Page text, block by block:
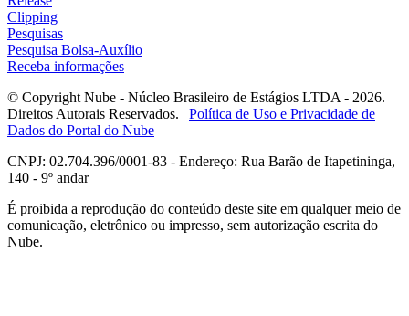
Clipping
Pesquisas
Pesquisa Bolsa-Auxílio
Receba informações
© Copyright Nube - Núcleo Brasileiro de Estágios LTDA - 2026.
Direitos Autorais Reservados. | Política de Uso e Privacidade de
Dados do Portal do Nube
CNPJ: 02.704.396/0001-83 - Endereço: Rua Barão de Itapetininga,
140 - 9º andar
É proibida a reprodução do conteúdo deste site em qualquer meio de
comunicação, eletrônico ou impresso, sem autorização escrita do
Nube.